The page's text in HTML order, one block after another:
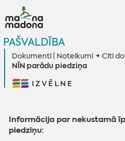
PAŠVALDĪBA
Dokumenti | Noteikumi Citi
NĪN parādu piedziņa
IZVĒLNE
Informācija par nekustamā
piedziņu: